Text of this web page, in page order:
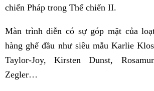
chiến Pháp trong Thế chiến II.
Màn trình diễn có sự góp mặt của
hàng ghế đầu như siêu mẫu Karlie
Taylor-Joy, Kirsten Dunst,
Zegler…